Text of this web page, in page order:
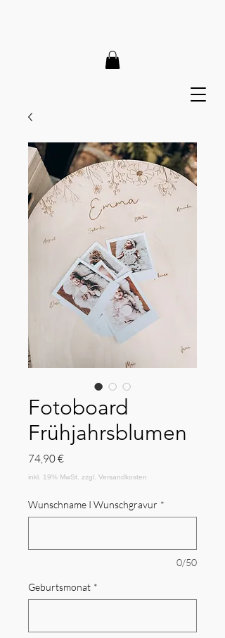
Fotoboard
Frühjahrsblumen
74,90 €Preis
Wunschname I Wunschgravur *
0/50
Geburtsmonat *